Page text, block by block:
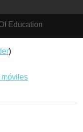
Education
)
móviles